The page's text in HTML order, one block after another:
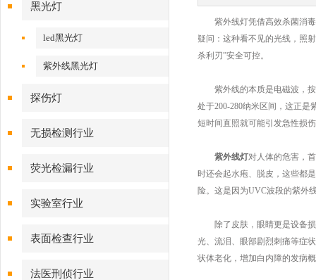
黑光灯
led黑光灯
紫外线黑光灯
探伤灯
无损检测行业
荧光检漏行业
实验室行业
表面检查行业
法医刑侦行业
紫外线灯凭借高效杀菌消毒
疑问：这种看不见的光线，照
杀利刃”安全可控。
紫外线的本质是电磁波，按
处于200-280纳米区间，这正
短时间直照就可能引发急性损
紫外线灯对人体的危害，
时还会起水疱、脱皮，这些都
险。这是因为UVC波段的紫外
除了皮肤，眼睛更是设备损
光、流泪、眼部剧烈刺痛等症
状体老化，增加白内障的发病